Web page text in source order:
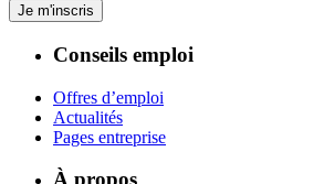
Je m'inscris
Conseils emploi
Offres d’emploi
Actualités
Pages entreprise
À propos